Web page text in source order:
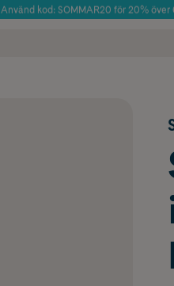
Använd kod: SOMMAR20 för 20% över